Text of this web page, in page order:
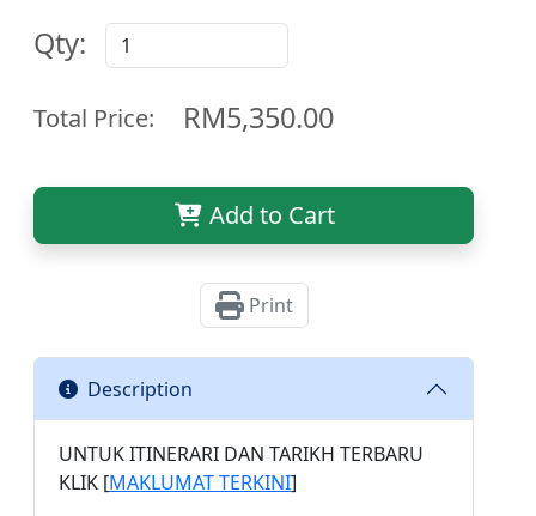
Qty:
Total Price: RM5,350.00
Add to Cart
Print
Description
UNTUK ITINERARI DAN TARIKH TERBARU
KLIK [MAKLUMAT TERKINI]